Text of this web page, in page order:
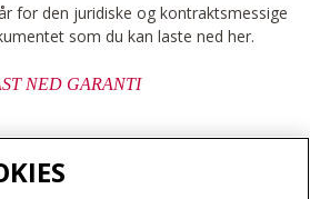
for den juridiske og kontraktsmessige
som du kan laste ned her.
NED GARANTI